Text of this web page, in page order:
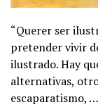
“Querer ser
pretender vivir
ilustrado. Hay
alternativas,
escaparatismo,